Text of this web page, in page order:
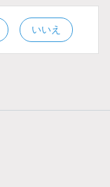
いいえ